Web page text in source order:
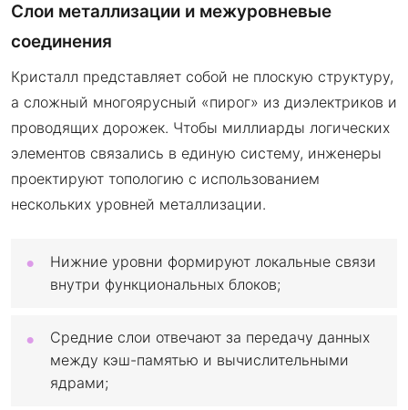
Слои металлизации и межуровневые
соединения
Кристалл представляет собой не плоскую структуру,
а сложный многоярусный «пирог» из диэлектриков и
проводящих дорожек. Чтобы миллиарды логических
элементов связались в единую систему, инженеры
проектируют топологию с использованием
нескольких уровней металлизации.
Нижние уровни формируют локальные связи
внутри функциональных блоков;
Средние слои отвечают за передачу данных
между кэш-памятью и вычислительными
ядрами;